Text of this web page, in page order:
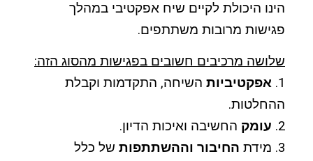
הינו היכולת לקיים שיח אפקטיבי במהלך
פגישות מרובות משתתפים.
שלושה מרכיבים חשובים בפגישות מהסוג הזה:
1. אפקטיביות השיחה, התקדמות וקבלת
ההחלטות.
2. עומק החשיבה ואיכות הדיון.
3. מידת
החיבור וההשתתפות של כלל